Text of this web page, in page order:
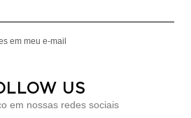
em meu e-mail
US
em nossas redes sociais